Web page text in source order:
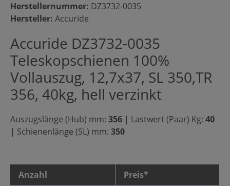
Herstellernummer: DZ3732-0035
Hersteller: Accuride
Accuride DZ3732-0035
Teleskopschienen 100%
Vollauszug, 12,7x37, SL 350,TR
356, 40kg, hell verzinkt
Auszugslänge (Hub) mm: 356 | Lastwert (Paar) Kg: 40
| Schienenlänge (SL) mm: 350
Anzahl
Preis*